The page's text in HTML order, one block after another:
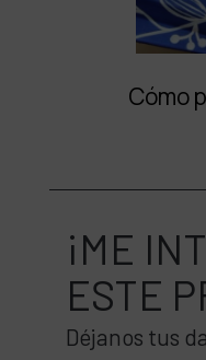
Cómo
¡ME
ESTE
Déjanos tus